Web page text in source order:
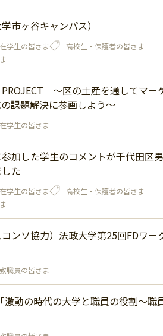
市ヶ谷キャンパス）
在学生の皆さま
高校生・保護者の皆さま
PROJECT ～区の土産を通してマー
課題解決に参画しよう～
在学生の皆さま
加した学生のコメントが千代田区
た
在学生の皆さま
高校生・保護者の皆さま
ンソ協力）法政大学第25回FDワー
教職員の皆さま
動の時代の大学と職員の役割～職